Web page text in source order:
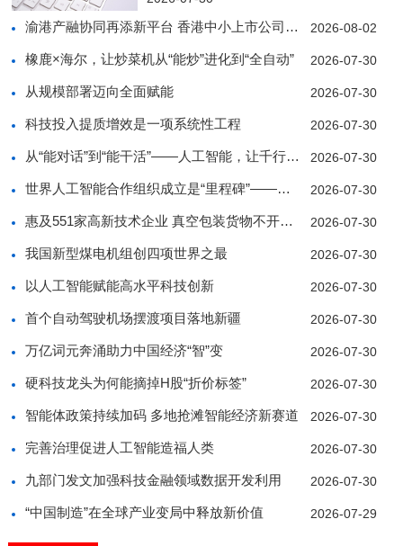
渝港产融协同再添新平台 香港中小上市公司协会西南 2026-08-02
橡鹿×海尔，让炒菜机从“能炒”进化到“全自动” 2026-07-30
从规模部署迈向全面赋能 2026-07-30
科技投入提质增效是一项系统性工程 2026-07-30
从“能对话”到“能干活”——人工智能，让千行百业 2026-07-30
世界人工智能合作组织成立是“里程碑”——访中亚人 2026-07-30
惠及551家高新技术企业 真空包装货物不开箱也能 2026-07-30
我国新型煤电机组创四项世界之最 2026-07-30
以人工智能赋能高水平科技创新 2026-07-30
首个自动驾驶机场摆渡项目落地新疆 2026-07-30
万亿词元奔涌助力中国经济“智”变 2026-07-30
硬科技龙头为何能摘掉H股“折价标签” 2026-07-30
智能体政策持续加码 多地抢滩智能经济新赛道 2026-07-30
完善治理促进人工智能造福人类 2026-07-30
九部门发文加强科技金融领域数据开发利用 2026-07-30
“中国制造”在全球产业变局中释放新价值 2026-07-29